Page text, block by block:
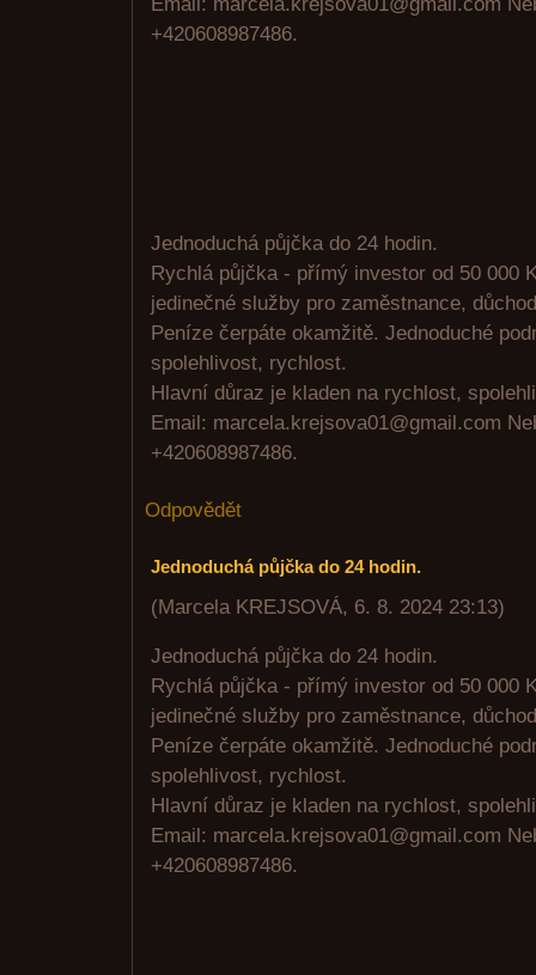
+420608987486.
Jednoduchá půjčka do 24 hodin.
Rychlá půjčka - přímý investor od 50 000
jedinečné služby pro zaměstnance,
Peníze čerpáte okamžitě. Jednoduché
spolehlivost, rychlost.
Hlavní důraz je kladen na rychlost,
Email: marcela.krejsova01@gmail.com
+420608987486.
Odpovědět
Jednoduchá půjčka do 24 hodin.
(Marcela KREJSOVÁ, 6. 8. 2024 23:13)
Jednoduchá půjčka do 24 hodin.
Rychlá půjčka - přímý investor od 50 000
jedinečné služby pro zaměstnance,
Peníze čerpáte okamžitě. Jednoduché
spolehlivost, rychlost.
Hlavní důraz je kladen na rychlost,
Email: marcela.krejsova01@gmail.com
+420608987486.